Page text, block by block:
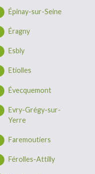
Épinay-sur-Seine
Éragny
Esbly
Etiolles
Évecquemont
Evry-Grégy-sur-
Yerre
Faremoutiers
Férolles-Attilly